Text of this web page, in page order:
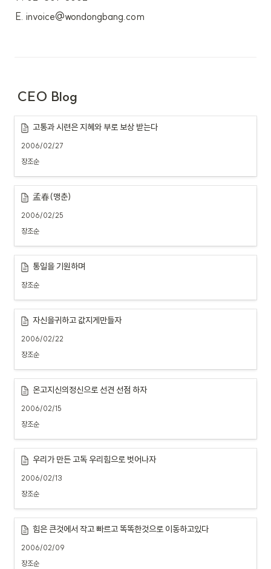
E. invoice@wondongbang.com
CEO Blog
고통과 시련은 지혜와 부로 보상 받는다
2006/02/27
장조순
孟春(맹춘)
2006/02/25
장조순
통일을 기원하며
장조순
자신을귀하고 값지게만들자
2006/02/22
장조순
온고지신의정신으로 선견 선점 하자
2006/02/15
장조순
우리가 만든 고독 우리힘으로 벗어나자
2006/02/13
장조순
힘은 큰것에서 작고 빠르고 똑똑한것으로 이동하고있다
2006/02/09
장조순